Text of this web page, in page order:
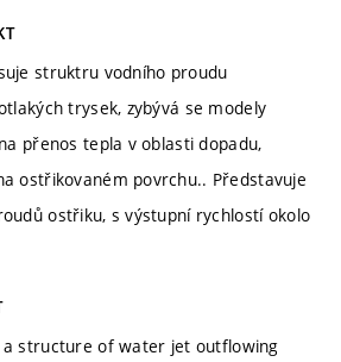
struktru vodního proudu
trysek, zybývá se modely
přenos tepla v oblasti dopadu,
ostřikovaném povrchu.. Představuje
ostřiku, s výstupní rychlostí okolo
a structure of water jet outflowing